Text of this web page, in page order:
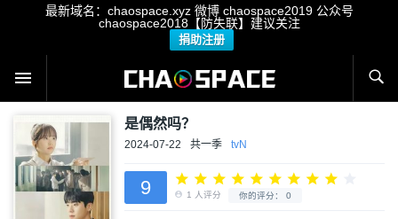
最新域名：chaospace.xyz 微博 chaospace2019 公众号
chaospace2018【防失联】建议关注
捐助注册
是偶然吗？
2024-07-22 共一季 tvN